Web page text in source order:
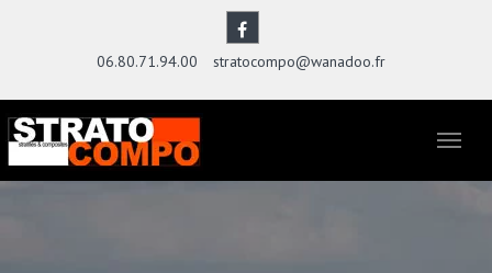
06.80.71.94.00 stratocompo@wanadoo.fr